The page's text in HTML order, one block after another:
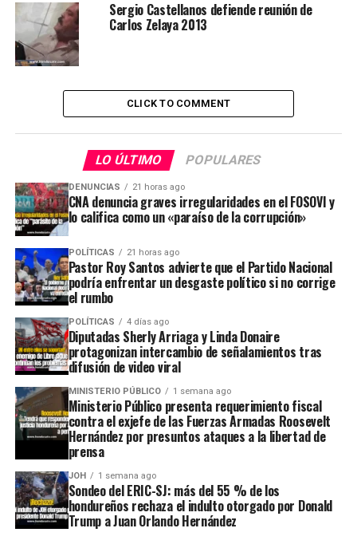
Sergio Castellanos defiende reunión de
Carlos Zelaya 2013
CLICK TO COMMENT
LO ÚLTIMO POPULARES
DENUNCIAS 21 horas ago
CNA denuncia graves irregularidades en el FOSOVI y
lo califica como un «paraíso de la corrupción»
POLÍTICAS 21 horas ago
Pastor Roy Santos advierte que el Partido Nacional
podría enfrentar un desgaste político si no corrige
el rumbo
POLÍTICAS 4 días ago
Diputadas Sherly Arriaga y Linda Donaire
protagonizan intercambio de señalamientos tras
difusión de video viral
MINISTERIO PÚBLICO 1 semana ago
Ministerio Público presenta requerimiento fiscal
contra el exjefe de las Fuerzas Armadas Roosevelt
Hernández por presuntos ataques a la libertad de
prensa
JOH 1 semana ago
Sondeo del ERIC-SJ: más del 55 % de los
hondureños rechaza el indulto otorgado por Donald
Trump a Juan Orlando Hernández